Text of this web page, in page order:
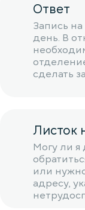
Ответ
Запись
день. В
сделать
Листок
Могу ли я
или
адресу,